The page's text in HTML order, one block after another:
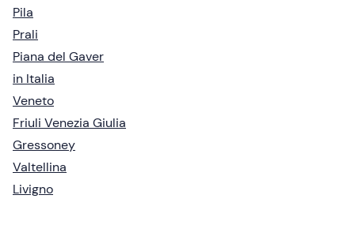
Pila
Prali
Piana del Gaver
in Italia
Veneto
Friuli Venezia Giulia
Gressoney
Valtellina
Livigno